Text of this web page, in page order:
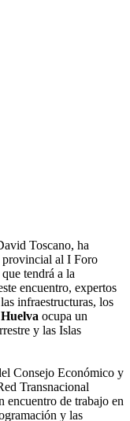
Toscano, ha
provincial al I Foro
tendrá a la
encuentro, expertos
infraestructuras, los
Huelva ocupa un
y las Islas
Consejo Económico y
Transnacional
encuentro de trabajo en
y las